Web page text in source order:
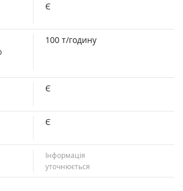
Є
100 т/годину
Є
Є
Інформація
уточнюється